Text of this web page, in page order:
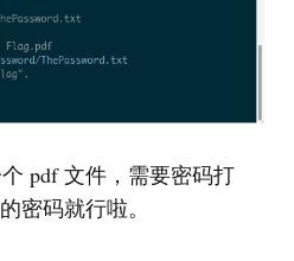
pdf 文件，需要密码打
密码就行啦。